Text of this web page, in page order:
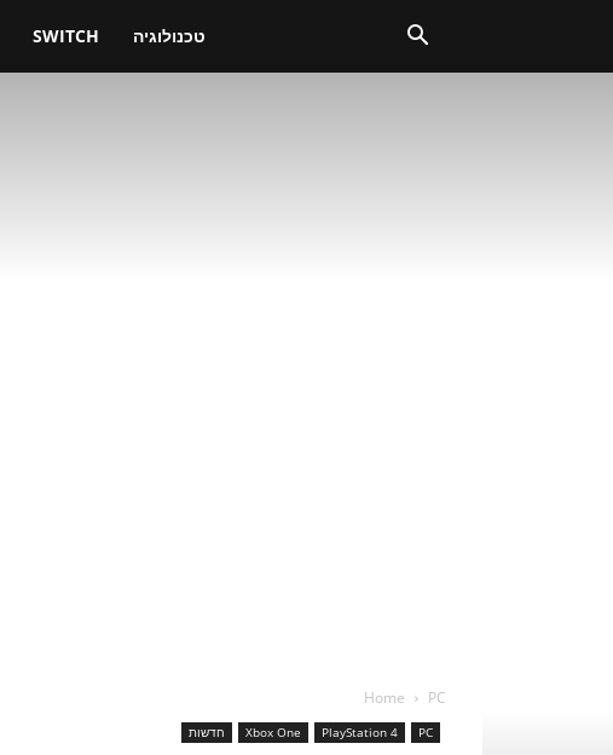
SWITCH טכנולוגיה
Home PC
PC
PlayStation 4
Xbox One חדשות